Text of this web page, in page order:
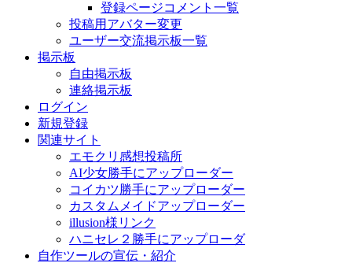
登録ページコメント一覧
投稿用アバター変更
ユーザー交流掲示板一覧
掲示板
自由掲示板
連絡掲示板
ログイン
新規登録
関連サイト
エモクリ感想投稿所
AI少女勝手にアップローダー
コイカツ勝手にアップローダー
カスタムメイドアップローダー
illusion様リンク
ハニセレ２勝手にアップローダ
自作ツールの宣伝・紹介